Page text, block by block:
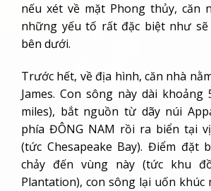
nếu xét về mặt Phong thủy, căn
những yếu tố rất đặc biệt như
bên dưới.
Trước hết, về địa hình, căn nhà
James. Con sông này dài khoảng
miles), bắt nguồn từ dãy núi
phía ĐÔNG NAM rồi ra biển tại
(tức Chesapeake Bay). Điểm đặt
chảy đến vùng này (tức khu
Plantation), con sông lại uốn khúc